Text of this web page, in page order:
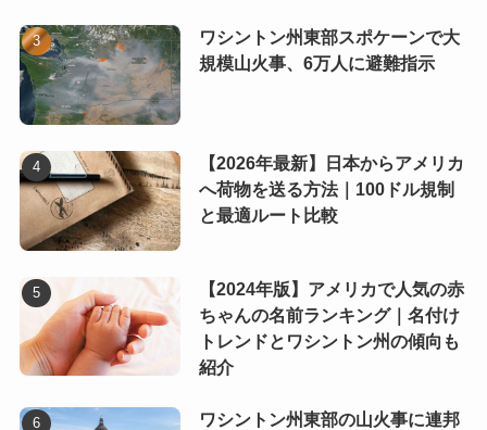
ワシントン州東部スポケーンで大
規模山火事、6万人に避難指示
【2026年最新】日本からアメリカ
へ荷物を送る方法｜100ドル規制
と最適ルート比較
【2024年版】アメリカで人気の赤
ちゃんの名前ランキング｜名付け
トレンドとワシントン州の傾向も
紹介
ワシントン州東部の山火事に連邦